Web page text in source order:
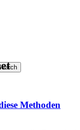
Methoden